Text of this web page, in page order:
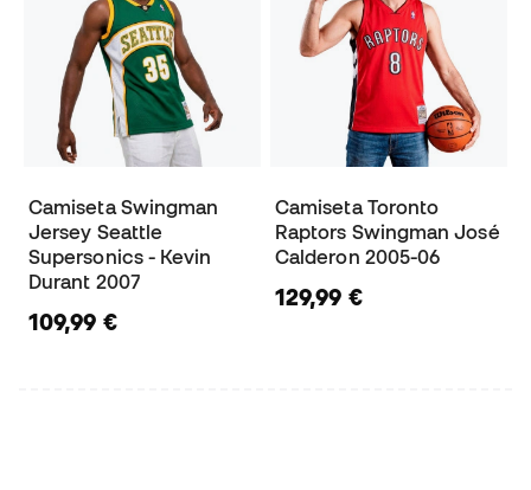
Camiseta Swingman
Jersey Seattle
Supersonics - Kevin
Durant 2007
109,99 €
Camiseta Toronto
Raptors Swingman José
Calderon 2005-06
129,99 €